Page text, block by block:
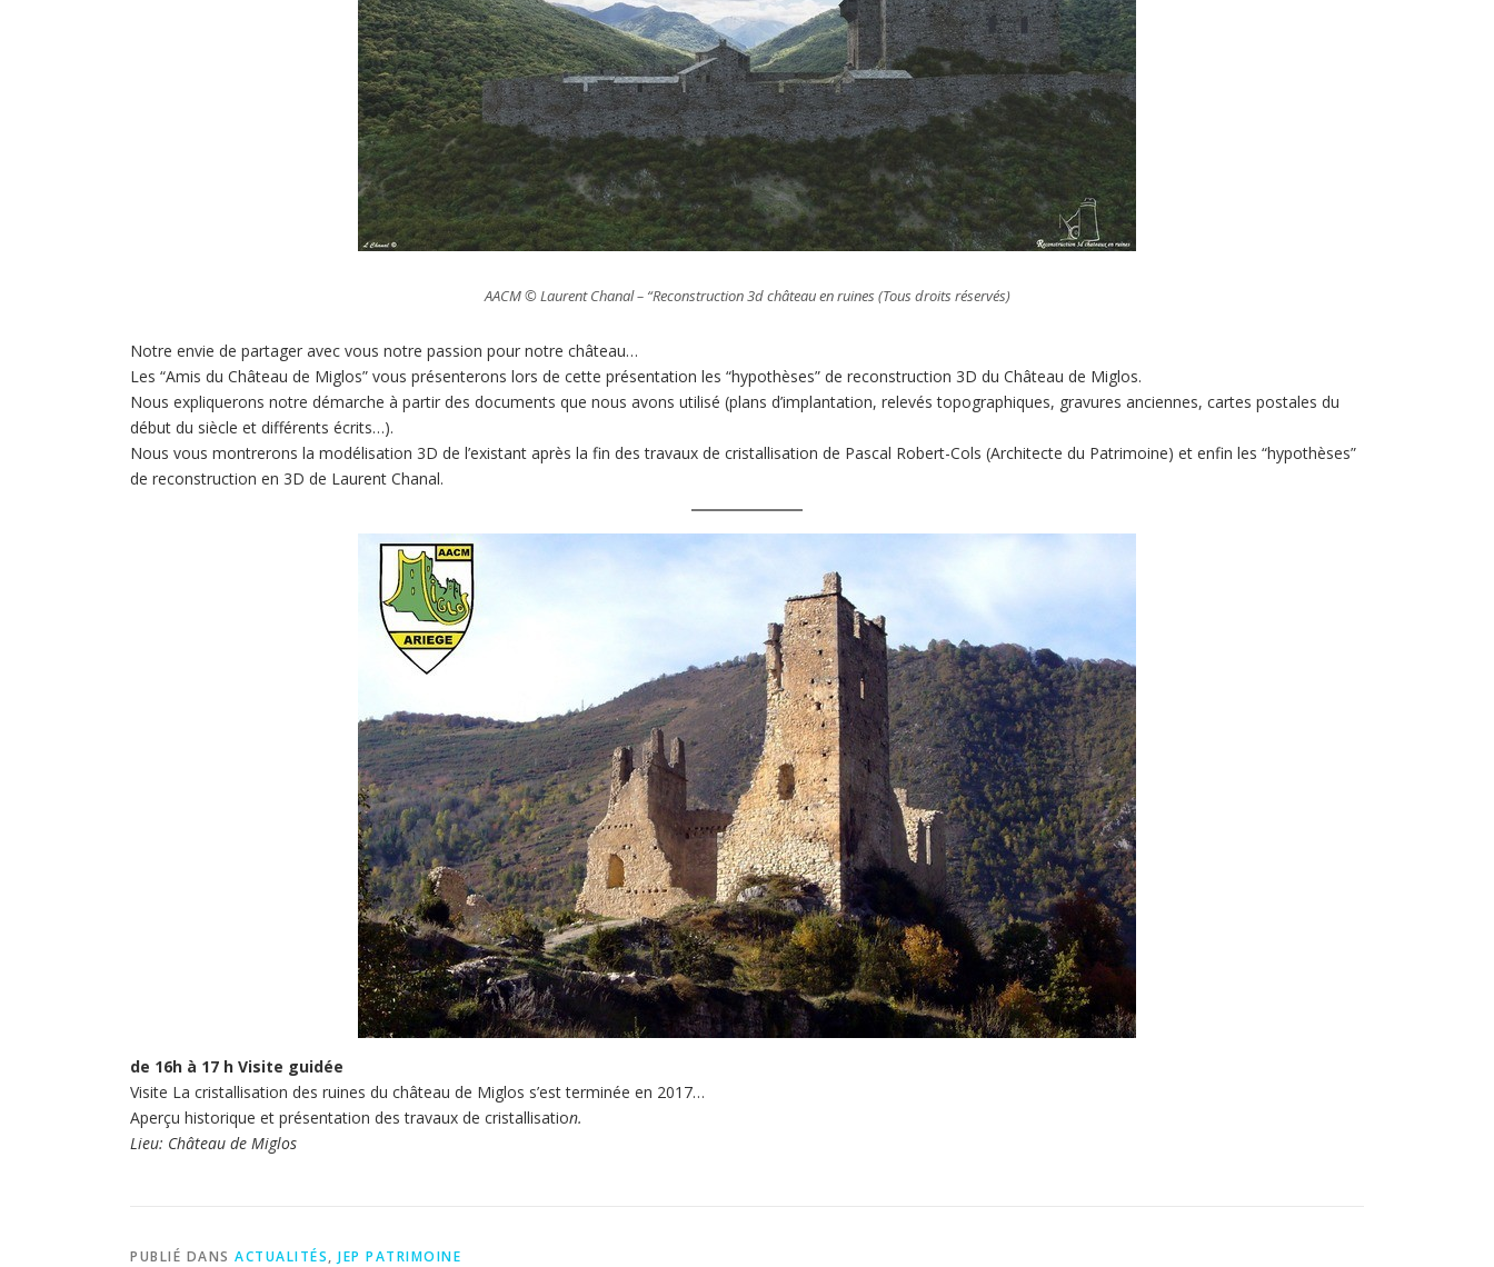
AACM © Laurent Chanal – “Reconstruction 3d château en ruines (Tous droits réservés)
Notre envie de partager avec vous notre passion pour notre château…
Les “Amis du Château de Miglos” vous présenterons lors de cette présentation les “hypothèses” de reconstruction 3D du Château de Miglos.
Nous expliquerons notre démarche à partir des documents que nous avons utilisé (plans d’implantation, relevés topographiques, gravures anciennes, cartes postales du
début du siècle et différents écrits…).
Nous vous montrerons la modélisation 3D de l’existant après la fin des travaux de cristallisation de Pascal Robert-Cols (Architecte du Patrimoine) et enfin les “hypothèses”
de reconstruction en 3D de Laurent Chanal.
de 16h à 17 h Visite guidée
Visite La cristallisation des ruines du château de Miglos s’est terminée en 2017…
Aperçu historique et présentation des travaux de cristallisation.
Lieu: Château de Miglos
PUBLIÉ DANS ACTUALITÉS, JEP PATRIMOINE